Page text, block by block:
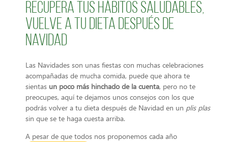
Recupera tus hábitos saludables,
vuelve a tu dieta después de
Navidad
Las Navidades son unas fiestas con muchas celebraciones
acompañadas de mucha comida, puede que ahora te
sientas un poco más hinchado de la cuenta, pero no te
preocupes, aquí te dejamos unos consejos con los que
podrás volver a tu dieta después de Navidad en un plis plas
sin que se te haga cuesta arriba.
A pesar de que todos nos proponemos cada año